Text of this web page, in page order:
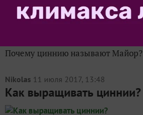
Почему циннию называют Майор?
Nikolas 11 июля 2017, 13:48
Как выращивать циннии?